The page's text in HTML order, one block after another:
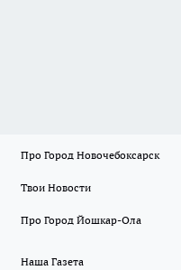
Про Город Новочебоксарск
Твои Новости
Про Город Йошкар-Ола
Наша Газета